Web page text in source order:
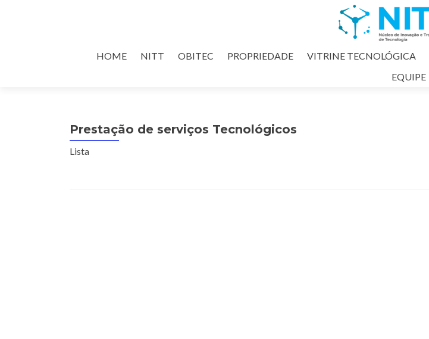
HOME NITT OBITEC PROPRIEDADE VITRINE TECNOLÓGICA
EQUIPE
Prestação de serviços Tecnológicos
Lista